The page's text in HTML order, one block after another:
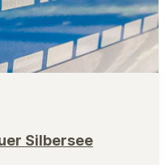
Silbersee